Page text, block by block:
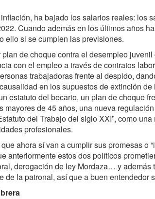
ha bajado los salarios reales: los
Cuando además en los últimos años
ello si se cumplen las previsiones.
de choque contra el desempleo
con el empleo a través de contratos
trabajadoras frente al despido,
en los supuestos de extinción
estatuto del becario, un plan de choque
mayores de 45 años, una nueva
del Trabajo del siglo XXI”, como
profesionales.
ahora sí van a cumplir sus promesas o
anteriormente estos dos políticos
derogación de ley Mordaza… y además
de la patronal, así que a buen entendedor